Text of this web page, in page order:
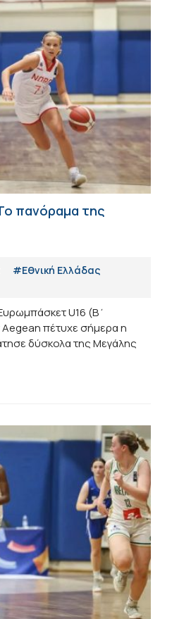
πανόραμα της
#Εθνική Ελλάδας
U16 (Β΄
πέτυχε σήμερα η
δύσκολα της Μεγάλης